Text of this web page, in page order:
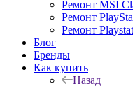
Ремонт MSI
Ремонт
Ремонт
Блог
Бренды
Как купить
Назад